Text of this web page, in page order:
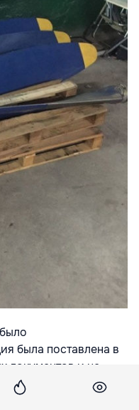
была поставлена в
документов и не